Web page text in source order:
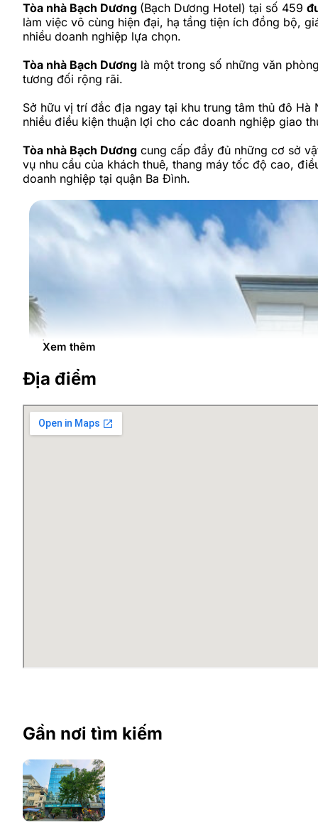
Tòa nhà Bạch Dương (Bạch Dương Hotel) tại số 459
làm việc vô cùng hiện đại, hạ tầng tiện ích đồng bộ,
nhiều doanh nghiệp lựa chọn.
Tòa nhà Bạch Dương là một trong số những văn
tương đối rộng rãi.
Sở hữu vị trí đắc địa ngay tại khu trung tâm thủ đô
nhiều điều kiện thuận lợi cho các doanh nghiệp giao
Tòa nhà Bạch Dương cung cấp đầy đủ những cơ sở
vụ nhu cầu của khách thuê, thang máy tốc độ cao,
doanh nghiệp tại quận Ba Đình.
Xem thêm
Địa điểm
Gần nơi tìm kiếm